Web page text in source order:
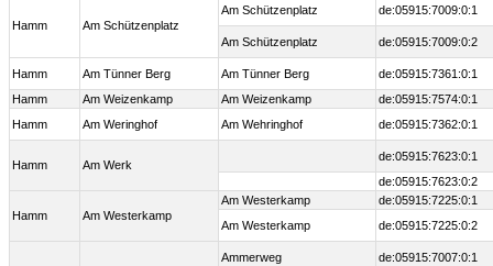
Hamm Am Schützenplatz
Am Schützenplatz de:05915:7009:0:1
Am Schützenplatz de:05915:7009:0:2
Hamm Am Tünner Berg Am Tünner Berg
de:05915:7361:0:1
Hamm
Am Weizenkamp Am Weizenkamp
de:05915:7574:0:1
Hamm
Am Weringhof Am Wehringhof de:05915:7362:0:1
Hamm Am Werk
de:05915:7623:0:1
de:05915:7623:0:2
Hamm Am Westerkamp
Am Westerkamp
de:05915:7225:0:1
Am Westerkamp
de:05915:7225:0:2
Ammerweg de:05915:7007:0:1